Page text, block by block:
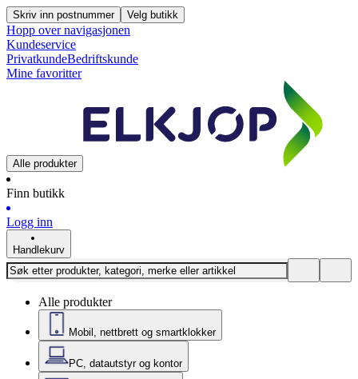
Skriv inn postnummer Velg butikk
Hopp over navigasjonen
Kundeservice
PrivatkundeBedriftskunde
Mine favoritter
Alle produkter
Finn butikk
Logg inn
Handlekurv
Alle produkter
Mobil, nettbrett og smartklokker
PC, datautstyr og kontor